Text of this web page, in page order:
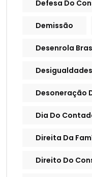
Defesa Do
Demissão
Desenrola
Desoneração
Dia Do
Direita Da
Direito Do